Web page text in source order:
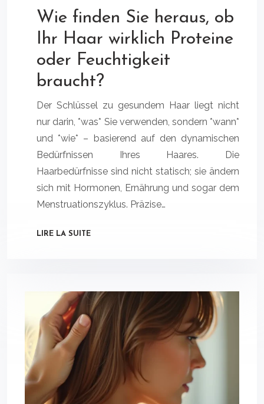
Wie finden Sie heraus, ob
Ihr Haar wirklich Proteine
oder Feuchtigkeit
braucht?
Der Schlüssel zu gesundem Haar liegt nicht
nur darin, *was* Sie verwenden, sondern *wann*
und *wie* – basierend auf den dynamischen
Bedürfnissen Ihres Haares. Die
Haarbedürfnisse sind nicht statisch; sie ändern
sich mit Hormonen, Ernährung und sogar dem
Menstruationszyklus. Präzise…
LIRE LA SUITE